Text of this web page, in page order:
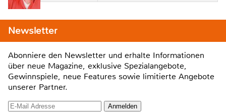
Newsletter
Abonniere den Newsletter und erhalte Informationen
über neue Magazine, exklusive Spezialangebote,
Gewinnspiele, neue Features sowie limitierte Angebote
unserer Partner.